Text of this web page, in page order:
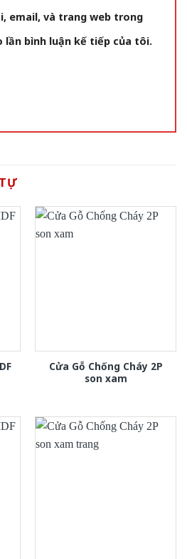
email, và trang web trong
lần bình luận kế tiếp của tôi.
Cửa Gỗ Chống Cháy 2P
son xam